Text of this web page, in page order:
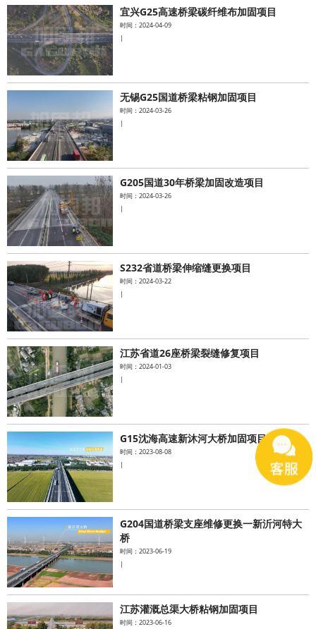
宜兴G25高速桥梁碳纤维布加固项目
时间：2024-04-09
|
无锡G25国道桥梁粘钢加固项目
时间：2024-03-26
|
G205国道30年桥梁加固改造项目
时间：2024-03-26
|
S232省道桥梁伸缩缝更换项目
时间：2024-03-22
|
江苏省道26座桥梁裂缝修复项目
时间：2024-01-03
|
G15沈海高速新沐河大桥加固项目
时间：2023-08-08
|
G204国道桥梁支座维修更换一新沂河特大
桥
时间：2023-06-19
|
江苏灌溉总渠大桥粘钢加固项目
时间：2023-06-16